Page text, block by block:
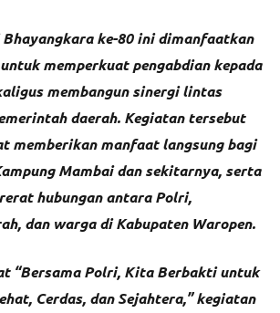
ke-80 ini dimanfaatkan
memperkuat pengabdian kepada
membangun sinergi lintas
daerah. Kegiatan tersebut
memberikan manfaat langsung bagi
Mambai dan sekitarnya, serta
hubungan antara Polri,
dan warga di Kabupaten Waropen.
“Bersama Polri, Kita Berbakti untuk
Cerdas, dan Sejahtera,” kegiatan